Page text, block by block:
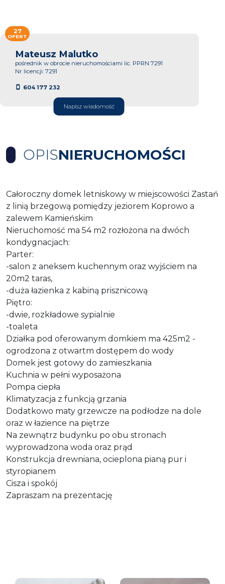
Mateusz Malutko
pośrednik w obrocie nieruchomościami lic. PPRN 7291
Nr licencji: 7291
604 177 232
Napisz wiadomość
27
OFERT
OPISNIERUCHOMOŚCI
Całoroczny domek letniskowy w miejscowości Zastań
z linią brzegową pomiędzy jeziorem Koprowo a
zalewem Kamieńskim
Nieruchomość ma 54 m2 rozłożona na dwóch
kondygnacjach:
Parter:
-salon z aneksem kuchennym oraz wyjściem na
20m2 taras,
-duża łazienka z kabiną prisznicową
Piętro:
-dwie, rozkładowe sypialnie
-toaleta
Działka pod oferowanym domkiem ma 425m2 -
ogrodzona z otwartm dostępem do wody
Domek jest gotowy do zamieszkania
Kuchnia w pełni wyposażona
Pompa ciepła
Klimatyzacja z funkcją grzania
Dodatkowo maty grzewcze na podłodze na dole
oraz w łazience na piętrze
Na zewnątrz budynku po obu stronach
wyprowadzona woda oraz prąd
Konstrukcja drewniana, ocieplona pianą pur i
styropianem
Cisza i spokój
Zapraszam na prezentację